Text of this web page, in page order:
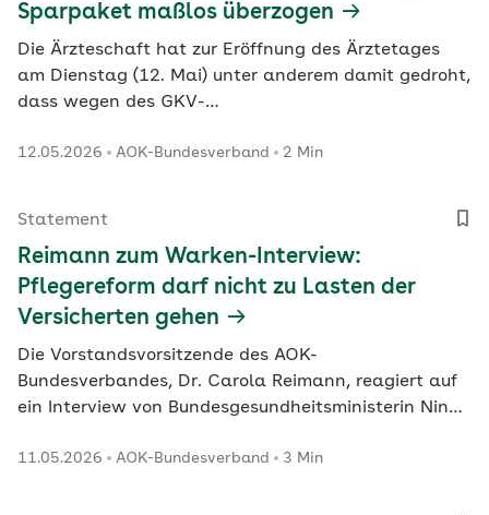
Sparpaket maßlos überzogen
Die Ärzteschaft hat zur Eröffnung des Ärztetages
am Dienstag (12. Mai) unter anderem damit gedroht,
dass wegen des GKV-
169 Millionen Behandlungsfälle wegfallen könnten.
die Vorstandsvorsitzende des AOK-Bundesverbandes,
12.05.2026 AOK-Bundesverband 2 Min
Statement
Reimann zum Warken-Interview:
Pflegereform darf nicht zu Lasten der
Versicherten gehen
Die Vorstandsvorsitzende des AOK-
Bundesverbandes, Dr. Carola Reimann, reagiert auf
ein Interview von Bundesgesundheitsministerin Nina
11.05.2026 AOK-Bundesverband 3 Min